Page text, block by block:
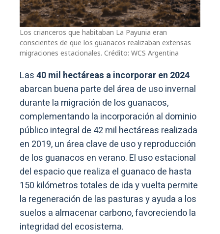
Los crianceros que habitaban La Payunia eran
conscientes de que los guanacos realizaban extensas
migraciones estacionales. Crédito: WCS Argentina
Las40 mil hectáreas a incorporar en 2024
abarcan buena parte del área de uso invernal
durante la migración de los guanacos,
complementando la incorporación al dominio
público integral de 42 mil hectáreas realizada
en 2019, un área clave de uso y reproducción
de los guanacos en verano. El uso estacional
del espacio que realiza el guanaco de hasta
150 kilómetros totales de ida y vuelta permite
la regeneración de las pasturas y ayuda a los
suelos a almacenar carbono, favoreciendo la
integridad del ecosistema.